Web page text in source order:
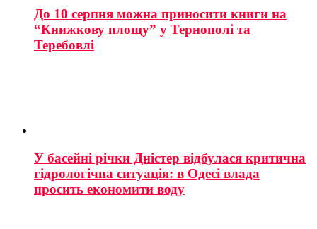
До 10 серпня можна приносити книги на
“Книжкову площу” у Тернополі та
Теребовлі
У басейні річки Дністер відбулася критична
гідрологічна ситуація: в Одесі влада
просить економити воду